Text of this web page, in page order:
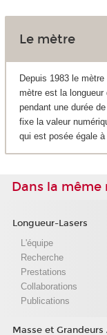
Le mètre
Depuis 1983 le
mètre est la
pendant une durée
fixe la valeur
qui est posée égale
Dans la même
Longueur-Lasers
L'équipe
Recherche
Prestations
Collaborations
Publications
Masse et Grandeurs